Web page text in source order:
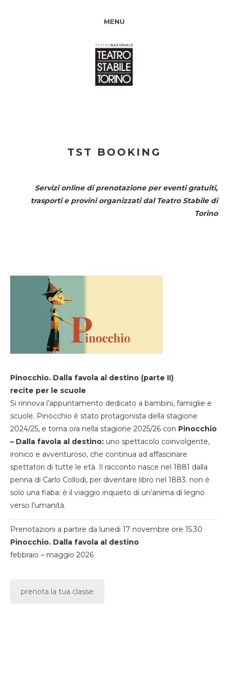
MENU
TST BOOKING
Servizi online di prenotazione per eventi gratuiti,
trasporti e provini organizzati dal Teatro Stabile di
Torino
Pinocchio. Dalla favola al destino (parte II)
recite per le scuole
Si rinnova l’appuntamento dedicato a bambini, famiglie e
scuole. Pinocchio è stato protagonista della stagione
2024/25, e torna ora nella stagione 2025/26 con Pinocchio
– Dalla favola al destino: uno spettacolo coinvolgente,
ironico e avventuroso, che continua ad affascinare
spettatori di tutte le età. Il racconto nasce nel 1881 dalla
penna di Carlo Collodi, per diventare libro nel 1883. non è
solo una fiaba: è il viaggio inquieto di un’anima di legno
verso l’umanità.
Prenotazioni a partire da lunedi 17 novembre ore 15.30
Pinocchio. Dalla favola al destino
febbraio – maggio 2026
prenota la tua classe